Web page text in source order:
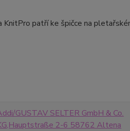
KnitPro patří ke špičce na
GUSTAV SELTER GmbH & Co.
2-6 58762 Altena